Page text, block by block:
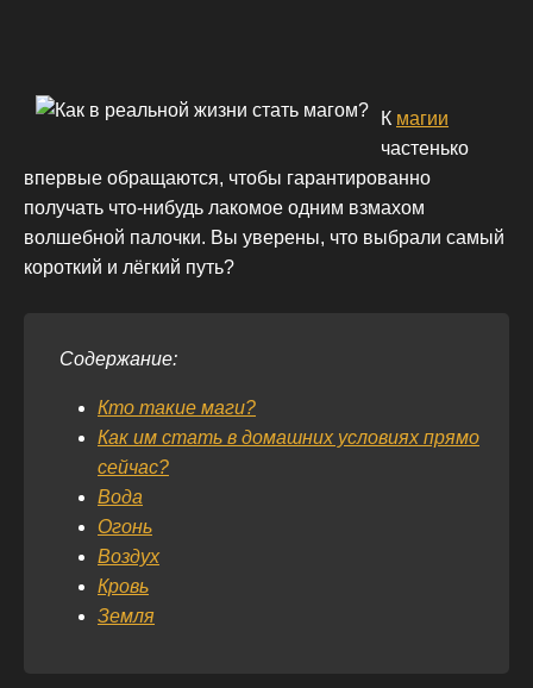
К магии
частенько
впервые обращаются, чтобы гарантированно
получать что-нибудь лакомое одним взмахом
волшебной палочки. Вы уверены, что выбрали самый
короткий и лёгкий путь?
Содержание:
Кто такие маги?
Как им стать в домашних условиях прямо
сейчас?
Вода
Огонь
Воздух
Кровь
Земля